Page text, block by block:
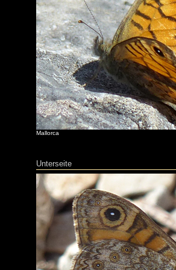
Mallorca
Unterseite